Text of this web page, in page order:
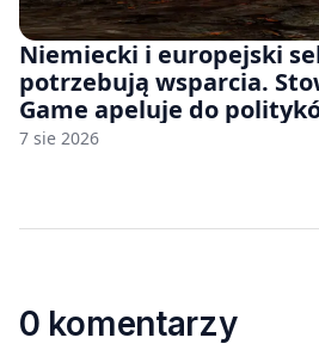
Niemiecki i europejski
potrzebują wsparcia.
Game apeluje do
7 sie 2026
0 komentarzy